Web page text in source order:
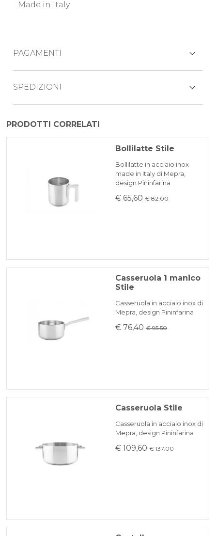
Made in Italy
PAGAMENTI
SPEDIZIONI
entro 3-5 giorni lavorativi mezzo corriere
espresso BRT.
materie prime potrebbero esserci dei ritardi
che saranno comunicati tempestivamente
PRODOTTI CORRELATI
Bollilatte Stile
Bollilatte in acciaio inox
made in Italy di Mepra,
design Pininfarina
€ 65,60 € 82.00
Casseruola 1 manico
Stile
Casseruola in acciaio inox di
Mepra, design Pininfarina
€ 76,40 € 95.50
Casseruola Stile
Casseruola in acciaio inox di
Mepra, design Pininfarina
€ 109,60 € 137.00